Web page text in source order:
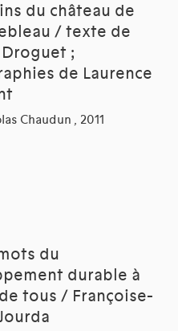
du château de
/ texte de
;
de Laurence
Chaudun , 2011
du
durable à
tous / Françoise-